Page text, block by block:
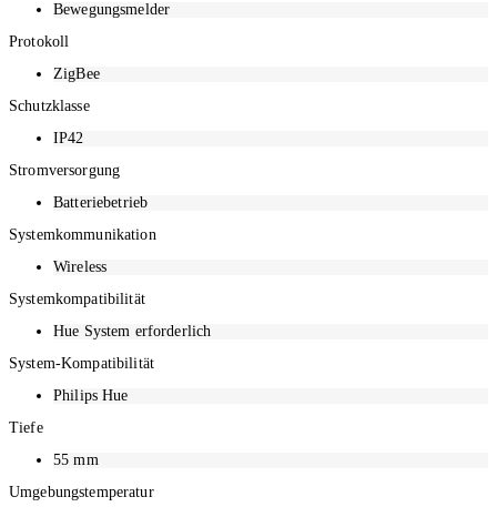
Bewegungsmelder
Protokoll
ZigBee
Schutzklasse
IP42
Stromversorgung
Batteriebetrieb
Systemkommunikation
Wireless
Systemkompatibilität
Hue System erforderlich
System-Kompatibilität
Philips Hue
Tiefe
55mm
Umgebungstemperatur